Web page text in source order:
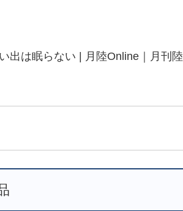
出は眠らない | 月陸Online｜月刊陸